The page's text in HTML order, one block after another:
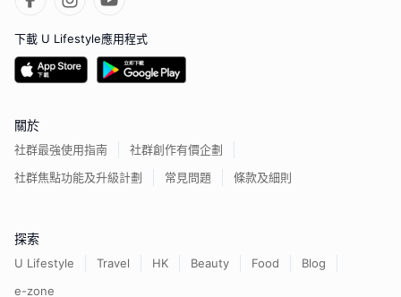
下載 U Lifestyle應用程式
關於
社群最強使用指南
社群創作有價企劃
社群焦點功能及升級計劃
常見問題 條款及細則
探索
U Lifestyle Travel HK Beauty Food
Blog
e-zone